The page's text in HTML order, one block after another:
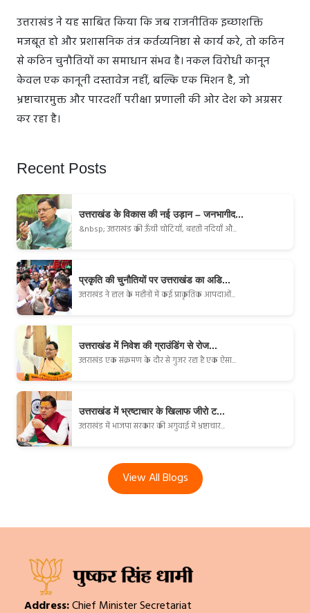
उत्तराखंड ने यह साबित किया कि जब राजनीतिक इच्छाशक्ति
मजबूत हो और प्रशासनिक तंत्र कर्तव्यनिष्ठा से कार्य करे, तो कठिन
से कठिन चुनौतियों का समाधान संभव है। नकल विरोधी कानून
केवल एक कानूनी दस्तावेज नहीं, बल्कि एक मिशन है, जो
भ्रष्टाचारमुक्त और पारदर्शी परीक्षा प्रणाली की ओर देश को अग्रसर
कर रहा है।
Recent Posts
उत्तराखंड के विकास की नई उड़ान – जनभागीद...
&nbsp; उत्तराखंड की ऊँची चोटियाँ, बहती नदियाँ औ...
प्रकृति की चुनौतियों पर उत्तराखंड का अडि...
उत्तराखंड ने हाल के महीनों में कई प्राकृतिक आपदाओं...
उत्तराखंड में निवेश की ग्राउंडिंग से रोज...
उत्तराखंड एक संक्रमण के दौर से गुजर रहा है एक ऐसा...
उत्तराखंड में भ्रष्टाचार के खिलाफ जीरो ट...
उत्तराखंड में भाजपा सरकार की अगुवाई में भ्रष्टाचार...
View All Blogs
Address:Chief Minister Secretariat